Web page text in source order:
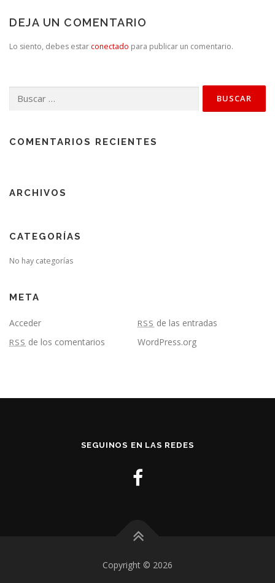
DEJA UN COMENTARIO
Lo siento, debes estar conectado para publicar un comentario.
COMENTARIOS RECIENTES
ARCHIVOS
CATEGORÍAS
No hay categorías
META
Acceder RSS de las entradas
RSS de los comentarios WordPress.org
SEGUINOS EN LAS REDES
Copyright © 2026